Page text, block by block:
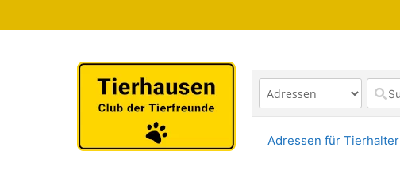
Inhalt
Adressen für Tierhalter